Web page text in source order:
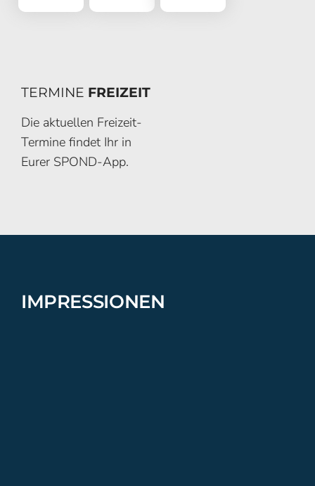
TERMINE FREIZEIT
Die aktuellen Freizeit-
Termine findet Ihr in
Eurer SPOND-App.
IMPRESSIONEN